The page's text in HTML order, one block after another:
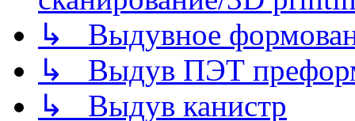
↳ Выдувное
↳ Выдув ПЭТ
↳ Выдув канистр